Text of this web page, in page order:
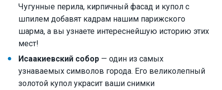
Чугунные перила, кирпичный фасад и купол с
шпилем добавят кадрам нашим парижского
шарма, а вы узнаете интереснейшую историю этих
мест!
Исаакиевский собор — один из самых
узнаваемых символов города. Его великолепный
золотой купол украсит ваши снимки